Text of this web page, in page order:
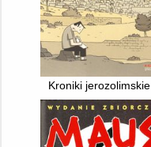
Kroniki jerozolimskie